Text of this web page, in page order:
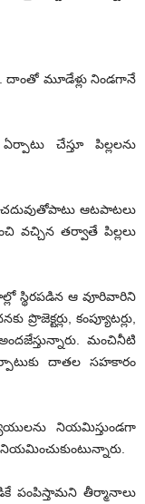
దాంతో మూడేళ్లు నిండగానే
చేస్తూ పిల్లలను
ఆటపాటలు
వచ్చిన తర్వాతే పిల్లలు
స్థిరపడిన ఆ వూరివారిని
కంప్యూటర్లు,
మంచినీటి
దాతల సహకారం
నియమిస్తుండగా
పంపిస్తామని తీర్మానాలు